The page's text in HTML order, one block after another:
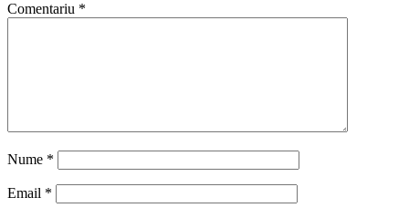
Comentariu *
Nume *
Email *